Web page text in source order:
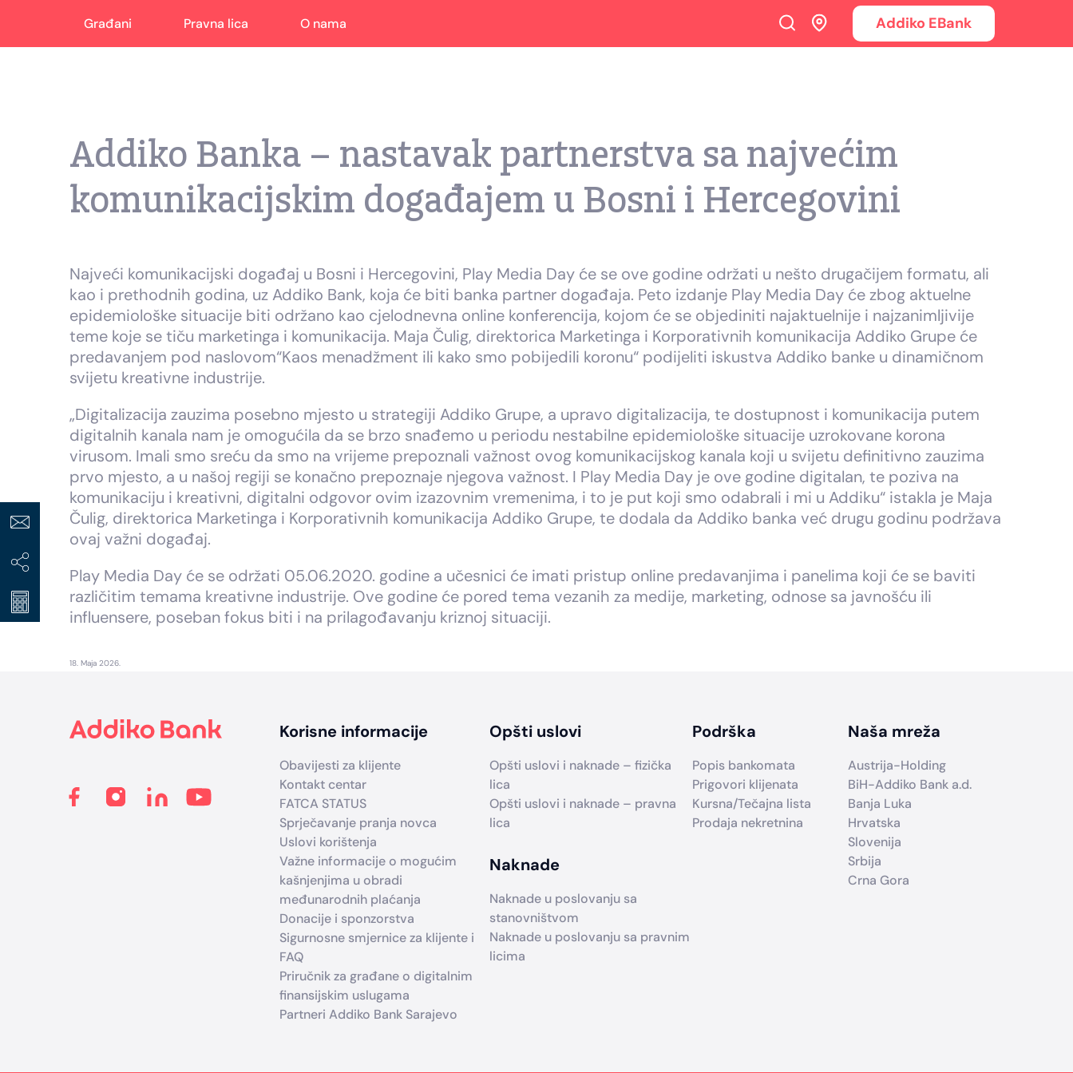
Građani Pravna lica O nama Addiko EBank
Addiko Banka – nastavak partnerstva sa najvećim
komunikacijskim događajem u Bosni i Hercegovini
Najveći komunikacijski događaj u Bosni i Hercegovini, Play Media Day će se ove godine održati u nešto drugačijem formatu, ali
kao i prethodnih godina, uz Addiko Bank, koja će biti banka partner događaja. Peto izdanje Play Media Day će zbog aktuelne
epidemiološke situacije biti održano kao cjelodnevna online konferencija, kojom će se objediniti najaktuelnije i najzanimljivije
teme koje se tiču marketinga i komunikacija. Maja Čulig, direktorica Marketinga i Korporativnih komunikacija Addiko Grupe će
predavanjem pod naslovom“Kaos menadžment ili kako smo pobijedili koronu“ podijeliti iskustva Addiko banke u dinamičnom
svijetu kreativne industrije.
„Digitalizacija zauzima posebno mjesto u strategiji Addiko Grupe, a upravo digitalizacija, te dostupnost i komunikacija putem
digitalnih kanala nam je omogućila da se brzo snađemo u periodu nestabilne epidemiološke situacije uzrokovane korona
virusom. Imali smo sreću da smo na vrijeme prepoznali važnost ovog komunikacijskog kanala koji u svijetu definitivno zauzima
prvo mjesto, a u našoj regiji se konačno prepoznaje njegova važnost. I Play Media Day je ove godine digitalan, te poziva na
komunikaciju i kreativni, digitalni odgovor ovim izazovnim vremenima, i to je put koji smo odabrali i mi u Addiku“ istakla je Maja
Čulig, direktorica Marketinga i Korporativnih komunikacija Addiko Grupe, te dodala da Addiko banka već drugu godinu podržava
ovaj važni događaj.
Play Media Day će se održati 05.06.2020. godine a učesnici će imati pristup online predavanjima i panelima koji će se baviti
različitim temama kreativne industrije. Ove godine će pored tema vezanih za medije, marketing, odnose sa javnošću ili
influensere, poseban fokus biti i na prilagođavanju kriznoj situaciji.
18. Maja 2026.
Korisne informacije
Obavijesti za klijente
Kontakt centar
FATCA STATUS
Sprječavanje pranja novca
Uslovi korištenja
Važne informacije o mogućim
kašnjenjima u obradi
međunarodnih plaćanja
Donacije i sponzorstva
Sigurnosne smjernice za klijente i
FAQ
Priručnik za građane o digitalnim
finansijskim uslugama
Partneri Addiko Bank Sarajevo
Opšti uslovi
Opšti uslovi i naknade – fizička
lica
Opšti uslovi i naknade – pravna
lica
Naknade
Naknade u poslovanju sa
stanovništvom
Naknade u poslovanju sa pravnim
licima
Podrška
Popis bankomata
Prigovori klijenata
Kursna/Tečajna lista
Prodaja nekretnina
Naša mreža
Austrija-Holding
BiH-Addiko Bank a.d.
Banja Luka
Hrvatska
Slovenija
Srbija
Crna Gora